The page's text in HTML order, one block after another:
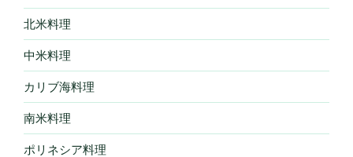
北米料理
中米料理
カリブ海料理
南米料理
ポリネシア料理